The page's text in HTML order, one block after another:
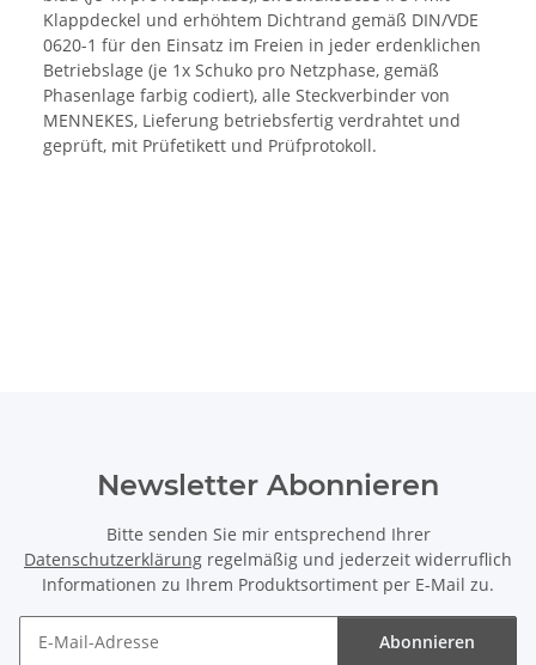
Klappdeckel und erhöhtem Dichtrand gemäß DIN/VDE
0620-1 für den Einsatz im Freien in jeder erdenklichen
Betriebslage (je 1x Schuko pro Netzphase, gemäß
Phasenlage farbig codiert), alle Steckverbinder von
MENNEKES, Lieferung betriebsfertig verdrahtet und
geprüft, mit Prüfetikett und Prüfprotokoll.
Newsletter Abonnieren
Bitte senden Sie mir entsprechend Ihrer
Datenschutzerklärung regelmäßig und jederzeit widerruflich
Informationen zu Ihrem Produktsortiment per E-Mail zu.
Abonnieren